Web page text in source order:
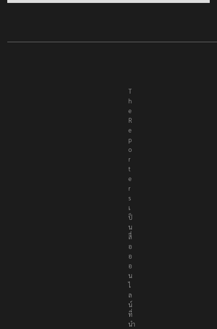
T
h
e
R
e
p
o
r
t
e
r
s
เ
ป็
น
สื่
อ
อ
อ
น
ไ
ล
น์
ที่
นำ